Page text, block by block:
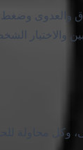
وضغط
والاختيار
وكل محاولة